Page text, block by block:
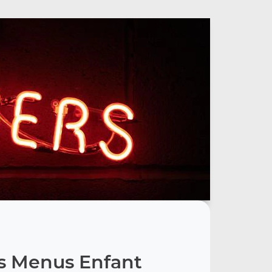
Menus Enfant